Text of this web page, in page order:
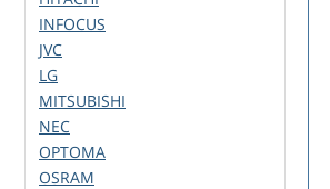
INFOCUS
JVC
LG
MITSUBISHI
NEC
OPTOMA
OSRAM